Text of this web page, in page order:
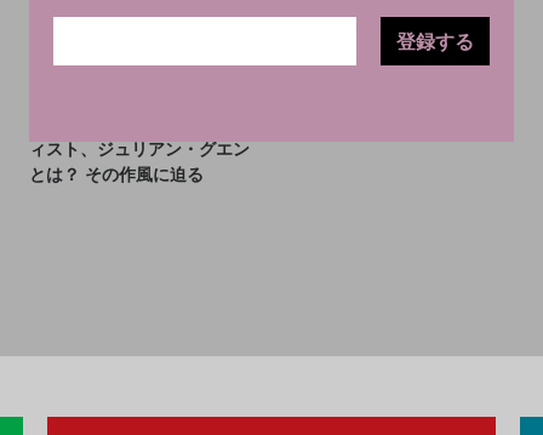
ィスト、ジュリアン・グエン
とは？ その作風に迫る
登録する